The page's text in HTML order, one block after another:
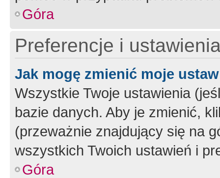
Góra
Preferencje i
Jak mogę zmienić moje
Wszystkie Twoje ustawienia
bazie danych. Aby je zmienić,
(przeważnie znajdujący się na
wszystkich Twoich ustawień i
Góra